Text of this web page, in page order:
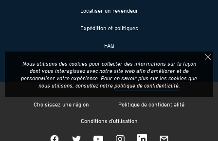
Localiser un revendeur
Expédition et politiques
FAQ
Choisissez une région Politique de confidentialité
Conditions d'utilisation
Nous utilisons des cookies pour collecter des informations sur la façon
dont vous interagissez avec notre site web afin d'améliorer et de
personnaliser votre expérience. Pour en savoir plus sur les cookies que
nous utilisons, consultez notre politique de confidentialité.